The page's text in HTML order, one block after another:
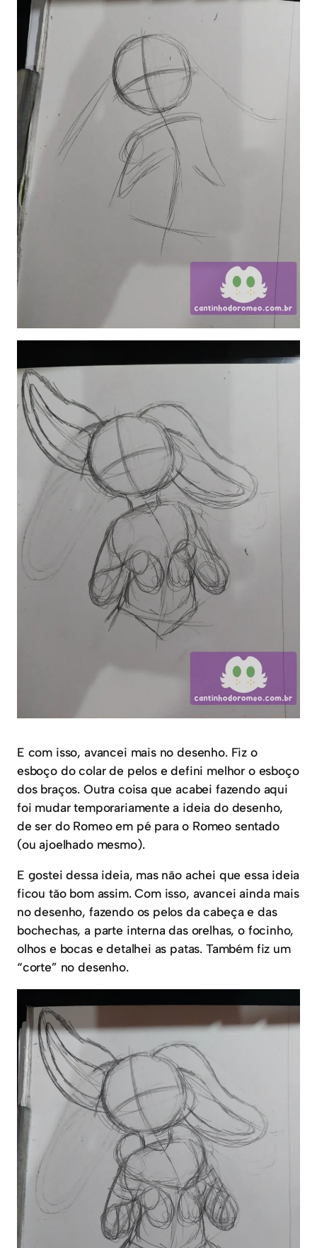
E com isso, avancei mais no desenho. Fiz o
esboço do colar de pelos e defini melhor o esboço
dos braços. Outra coisa que acabei fazendo aqui
foi mudar temporariamente a ideia do desenho,
de ser do Romeo em pé para o Romeo sentado
(ou ajoelhado mesmo).
E gostei dessa ideia, mas não achei que essa ideia
ficou tão bom assim. Com isso, avancei ainda mais
no desenho, fazendo os pelos da cabeça e das
bochechas, a parte interna das orelhas, o focinho,
olhos e bocas e detalhei as patas. Também fiz um
“corte” no desenho.